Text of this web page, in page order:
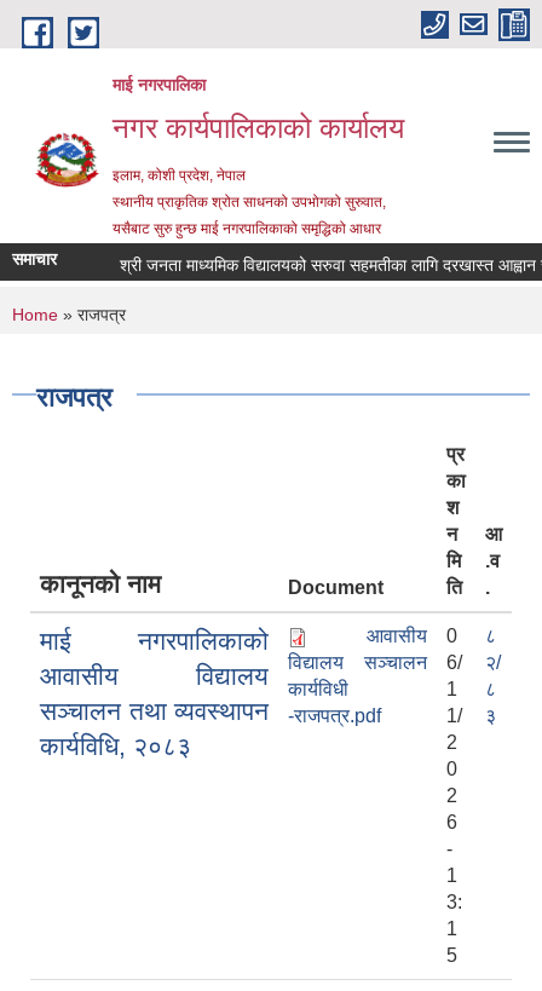
Skip to main content
माई नगरपालिका
नगर कार्यपालिकाको कार्यालय
इलाम, कोशी प्रदेश, नेपाल
स्थानीय प्राकृतिक श्रोत साधनको उपभोगको सुरुवात,
यसैबाट सुरु हुन्छ माई नगरपालिकाको समृद्धिको आधार
समाचार श्री जनता माध्यमिक विद्यालयको सरुवा सहमतीका लागि दरखास्त आह्वान
You are here
Home » राजपत्र
राजपत्र
कानूनको नाम Document
प्र
का
श
न
मि
ति
आ
.व
.
माई नगरपालिकाको
आवासीय विद्यालय
सञ्चालन तथा व्यवस्थापन
कार्यविधि, २०८३
आवासीय
विद्यालय सञ्चालन
कार्यविधी
-राजपत्र.pdf
0
6/
1
1/
2
0
2
6
-
1
3:
1
5
८
२/
८
३